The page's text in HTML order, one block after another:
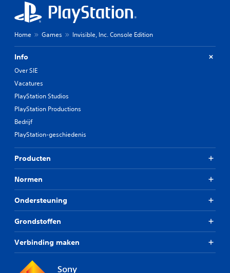
Home Games Invisible, Inc. Console Edition
Info
Over SIE
Vacatures
PlayStation Studios
PlayStation Productions
Bedrijf
PlayStation-geschiedenis
Producten
Normen
Ondersteuning
Grondstoffen
Verbinding maken